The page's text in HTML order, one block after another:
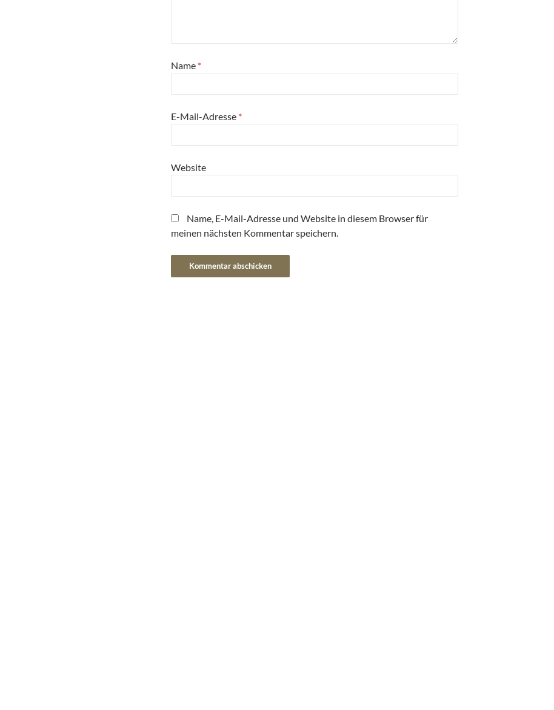
Name *
E-Mail-Adresse *
Website
Name, E-Mail-Adresse und Website in diesem Browser für
meinen nächsten Kommentar speichern.